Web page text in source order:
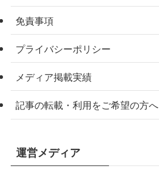
免責事項
プライバシーポリシー
メディア掲載実績
記事の転載・利用をご希望の方へ
運営メディア